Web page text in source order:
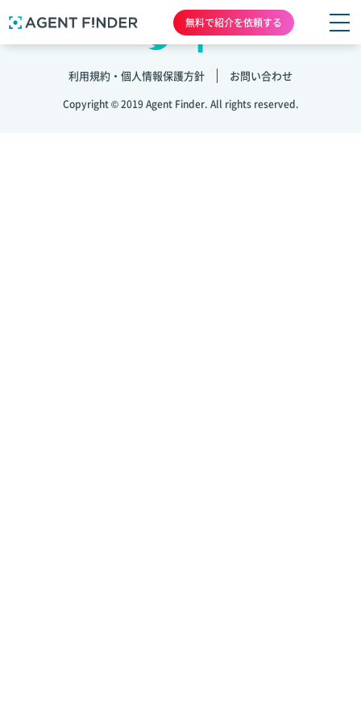
無料で紹介を依頼する
利用規約・個人情報保護方針 お問い合わせ
Copyright © 2019 Agent Finder. All rights reserved.